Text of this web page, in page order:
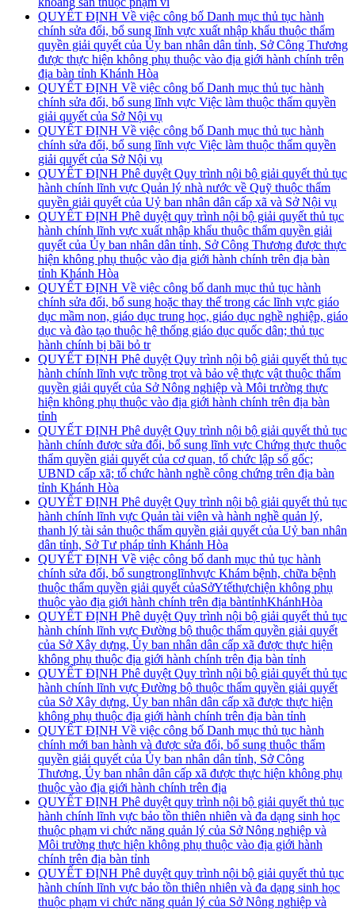
QUYẾT ĐỊNH Về việc công bố Danh mục thủ tục hành
chính sửa đổi, bổ sung lĩnh vực xuất nhập khẩu thuộc thẩm
quyền giải quyết của Ủy ban nhân dân tỉnh, Sở Công Thương
được thực hiện không phụ thuộc vào địa giới hành chính trên
địa bàn tỉnh Khánh Hòa
QUYẾT ĐỊNH Về việc công bố Danh mục thủ tục hành
chính sửa đổi, bổ sung lĩnh vực Việc làm thuộc thẩm quyền
giải quyết của Sở Nội vụ
QUYẾT ĐỊNH Về việc công bố Danh mục thủ tục hành
chính sửa đổi, bổ sung lĩnh vực Việc làm thuộc thẩm quyền
giải quyết của Sở Nội vụ
QUYẾT ĐỊNH Phê duyệt Quy trình nội bộ giải quyết thủ tục
hành chính lĩnh vực Quản lý nhà nước về Quỹ thuộc thẩm
quyền giải quyết của Uỷ ban nhân dân cấp xã và Sở Nội vụ
QUYẾT ĐỊNH Phê duyệt quy trình nội bộ giải quyết thủ tục
hành chính lĩnh vực xuất nhập khẩu thuộc thẩm quyền giải
quyết của Ủy ban nhân dân tỉnh, Sở Công Thương được thực
hiện không phụ thuộc vào địa giới hành chính trên địa bàn
tỉnh Khánh Hòa
QUYẾT ĐỊNH Về việc công bố danh mục thủ tục hành
chính sửa đổi, bổ sung hoặc thay thế trong các lĩnh vực giáo
dục mầm non, giáo dục trung học, giáo dục nghề nghiệp, giáo
dục và đào tạo thuộc hệ thống giáo dục quốc dân; thủ tục
hành chính bị bãi bỏ tr
QUYẾT ĐỊNH Phê duyệt Quy trình nội bộ giải quyết thủ tục
hành chính lĩnh vực trồng trọt và bảo vệ thực vật thuộc thẩm
quyền giải quyết của Sở Nông nghiệp và Môi trường thực
hiện không phụ thuộc vào địa giới hành chính trên địa bàn
tỉnh
QUYẾT ĐỊNH Phê duyệt Quy trình nội bộ giải quyết thủ tục
hành chính được sửa đổi, bổ sung lĩnh vực Chứng thực thuộc
thẩm quyền giải quyết của cơ quan, tổ chức lập sổ gốc;
UBND cấp xã; tổ chức hành nghề công chứng trên địa bàn
tỉnh Khánh Hòa
QUYẾT ĐỊNH Phê duyệt Quy trình nội bộ giải quyết thủ tục
hành chính lĩnh vực Quản tài viên và hành nghề quản lý,
thanh lý tài sản thuộc thẩm quyền giải quyết của Uỷ ban nhân
dân tỉnh, Sở Tư pháp tỉnh Khánh Hòa
QUYẾT ĐỊNH Về việc công bố danh mục thủ tục hành
chính sửa đổi, bổ sungtronglĩnhvực Khám bệnh, chữa bệnh
thuộc thẩm quyền giải quyết củaSởYtếthựchiện không phụ
thuộc vào địa giới hành chính trên địa bàntỉnhKhánhHòa
QUYẾT ĐỊNH Phê duyệt Quy trình nội bộ giải quyết thủ tục
hành chính lĩnh vực Đường bộ thuộc thẩm quyền giải quyết
của Sở Xây dựng, Ủy ban nhân dân cấp xã được thực hiện
không phụ thuộc địa giới hành chính trên địa bàn tỉnh
QUYẾT ĐỊNH Phê duyệt Quy trình nội bộ giải quyết thủ tục
hành chính lĩnh vực Đường bộ thuộc thẩm quyền giải quyết
của Sở Xây dựng, Ủy ban nhân dân cấp xã được thực hiện
không phụ thuộc địa giới hành chính trên địa bàn tỉnh
QUYẾT ĐỊNH Về việc công bố Danh mục thủ tục hành
chính mới ban hành và được sửa đổi, bổ sung thuộc thẩm
quyền giải quyết của Ủy ban nhân dân tỉnh, Sở Công
Thương, Ủy ban nhân dân cấp xã được thực hiện không phụ
thuộc vào địa giới hành chính trên địa
QUYẾT ĐỊNH Phê duyệt quy trình nội bộ giải quyết thủ tục
hành chính lĩnh vực bảo tồn thiên nhiên và đa dạng sinh học
thuộc phạm vi chức năng quản lý của Sở Nông nghiệp và
Môi trường thực hiện không phụ thuộc vào địa giới hành
chính trên địa bàn tỉnh
QUYẾT ĐỊNH Phê duyệt quy trình nội bộ giải quyết thủ tục
hành chính lĩnh vực bảo tồn thiên nhiên và đa dạng sinh học
thuộc phạm vi chức năng quản lý của Sở Nông nghiệp và